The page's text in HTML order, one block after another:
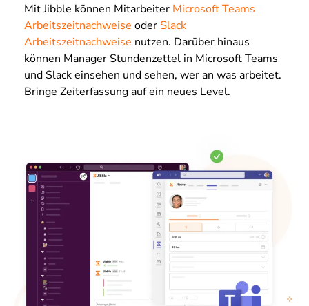
Mit Jibble können Mitarbeiter Microsoft Teams
Arbeitszeitnachweise oder Slack
Arbeitszeitnachweise nutzen. Darüber hinaus
können Manager Stundenzettel in Microsoft Teams
und Slack einsehen und sehen, wer an was arbeitet.
Bringe Zeiterfassung auf ein neues Level.